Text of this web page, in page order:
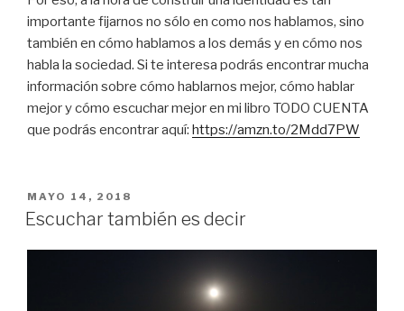
importante fijarnos no sólo en como nos hablamos, sino
también en cómo hablamos a los demás y en cómo nos
habla la sociedad. Si te interesa podrás encontrar mucha
información sobre cómo hablarnos mejor, cómo hablar
mejor y cómo escuchar mejor en mi libro TODO CUENTA
que podrás encontrar aquí: https://amzn.to/2Mdd7PW
PUBLICADO
EL
MAYO 14, 2018
Escuchar también es decir